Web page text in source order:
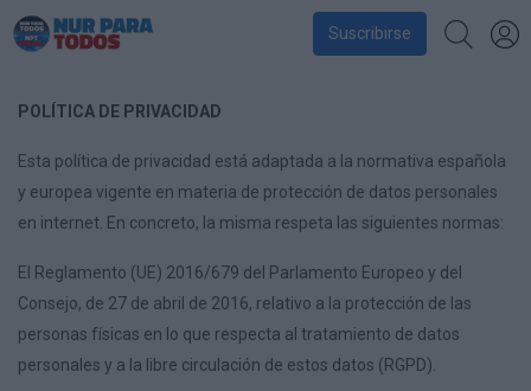
Suscribirse
POLÍTICA DE PRIVACIDAD
Esta política de privacidad está adaptada a la normativa española
y europea vigente en materia de protección de datos personales
en internet. En concreto, la misma respeta las siguientes normas:
El Reglamento (UE) 2016/679 del Parlamento Europeo y del
Consejo, de 27 de abril de 2016, relativo a la protección de las
personas físicas en lo que respecta al tratamiento de datos
personales y a la libre circulación de estos datos (RGPD).